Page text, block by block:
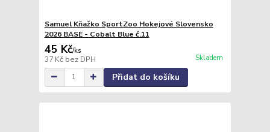
Samuel Kňažko SportZoo Hokejové Slovensko
2026 BASE - Cobalt Blue č.11
45 Kč/ks
37 Kč bez DPH Skladem
Přidat do košíku